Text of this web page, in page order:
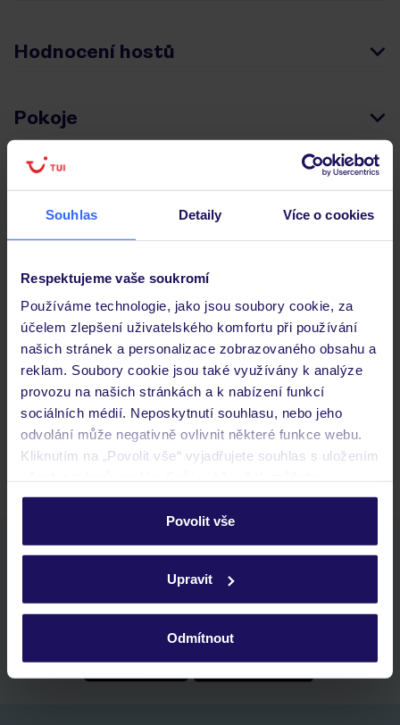
Souhlas Detaily Více o cookies
Respektujeme vaše soukromí
Používáme technologie, jako jsou soubory cookie, za
účelem zlepšení uživatelského komfortu při používání
našich stránek a personalizace zobrazovaného obsahu a
reklam. Soubory cookie jsou také využívány k analýze
provozu na našich stránkách a k nabízení funkcí
sociálních médií. Neposkytnutí souhlasu, nebo jeho
odvolání může negativně ovlivnit některé funkce webu.
Kliknutím na „Povolit vše“ vyjadřujete souhlas s uložením
personalizovat v sekci „Personalizace“.
Podrobné informace o souborech cookie naleznete v
ochrany osobních údajů.
Povolit vše
Upravit
Odmítnout
Hodnocení hostů
Pokoje
Často kladené otázky
Jaké doklady jsou potřebné při cestování?
Budeme ubytováni ihned po příjezdu do hotelu?
Kam jít po přistání a vyzvednutí zavazadel?
Zobrazit další
Stáhněte si bezplatnou aplikaci TUI
rychlé vyhledávání a prohlížení nabídek
historie vyhledávání a naposledy zobrazené nabídky
kontakt s TUI a všechny informace o tvé rezervaci v myTUI